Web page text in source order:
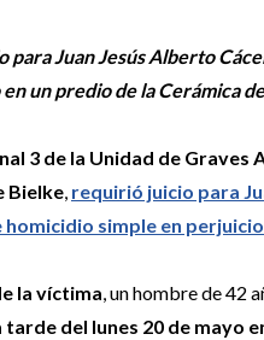
Juan Jesús Alberto
un predio de la Cerámica
3 de la Unidad de
Bielke requirió juicio para
homicidio simple en
la víctima , un hombre de 42
del lunes 20 de mayo